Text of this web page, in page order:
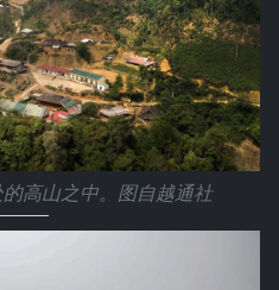
高山之中。图自越通社